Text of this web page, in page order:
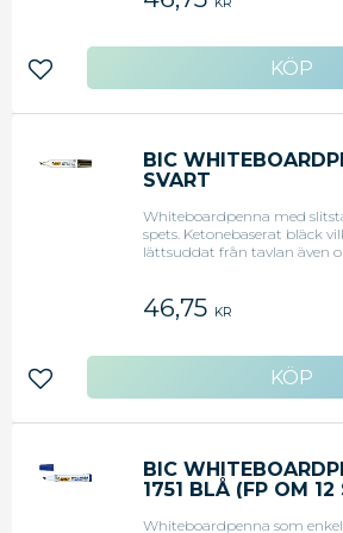
Lägg till i favoriter
BIC
SVART
Whiteboardpenna med
spets. Ketonebaserat bläck
lättsuddat från tavlan även
46,75 KR
Lägg till i favoriter
BIC
1751 BLÅ (FP OM 12
Whiteboardpenna som